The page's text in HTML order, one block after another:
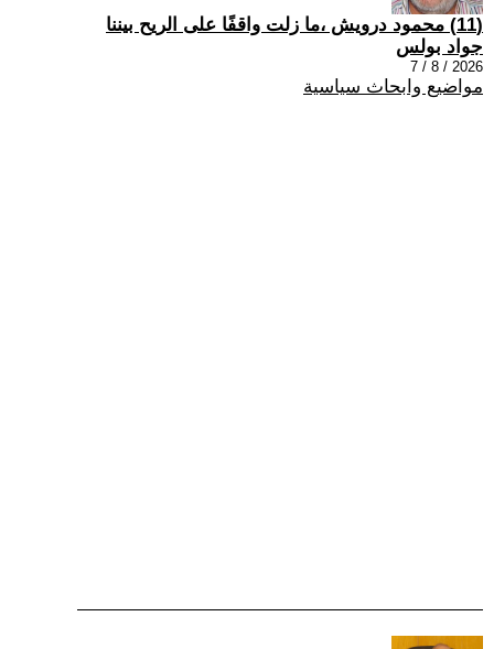
(11) محمود درويش ،ما زلت واقفًا على الريح بيننا
جواد بولس
2026 / 8 / 7
مواضيع وابحاث سياسية